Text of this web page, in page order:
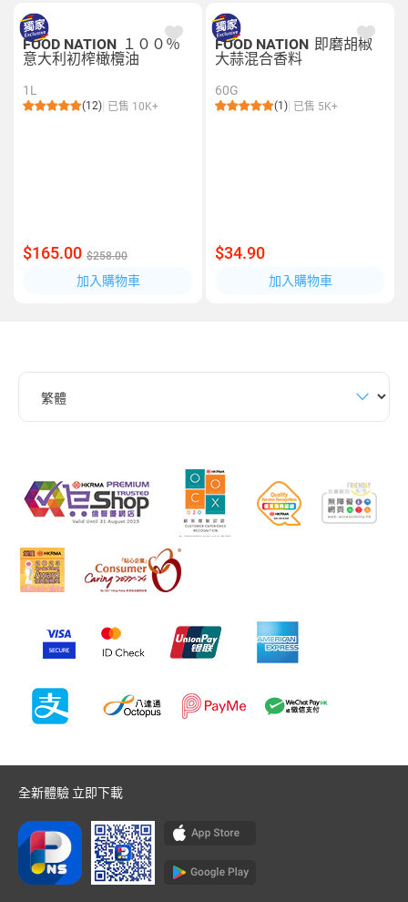
FOOD NATION １００％
意大利初榨橄欖油
1L
(12) 已售 10K+
$165.00 $258.00
加入購物車
FOOD NATION 即磨胡椒
大蒜混合香料
60G
(1) 已售 5K+
$34.90
加入購物車
全新體驗 立即下載